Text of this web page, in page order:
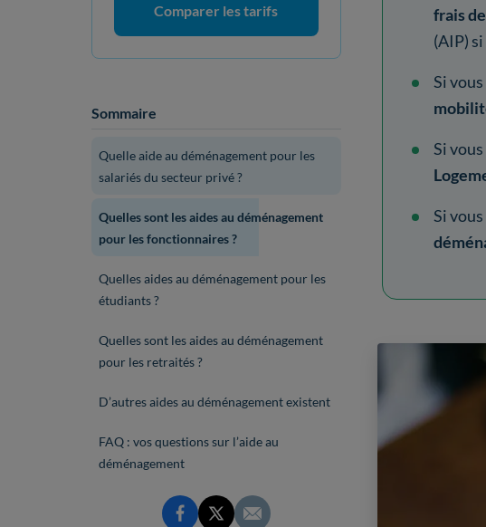
Comparer les tarifs
Sommaire
Quelle aide au déménagement pour les
salariés du secteur privé ?
Quelles sont les aides au déménagement
pour les fonctionnaires ?
Quelles aides au déménagement pour les
étudiants ?
Quelles sont les aides au déménagement
pour les retraités ?
D’autres aides au déménagement existent
FAQ : vos questions sur l’aide au
déménagement
frais
(AIP)
Si vous
Si
Si